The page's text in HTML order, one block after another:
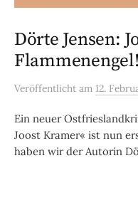
Dörte Jensen:
Flammenengel!
Veröffentlicht am 12.
Ein neuer
Joost Kramer« ist nun
haben wir der Autorin